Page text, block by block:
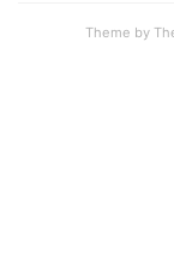
Theme by